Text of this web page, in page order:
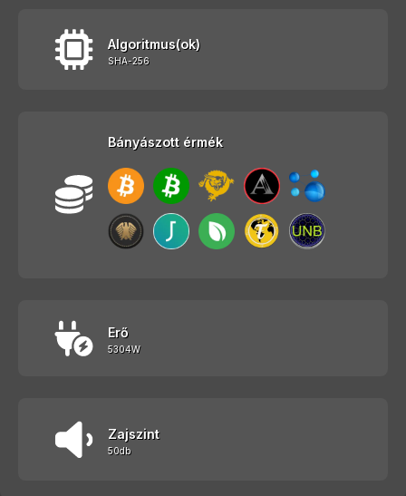
Algoritmus(ok)
SHA-256
Bányászott érmék
Erő
5304W
Zajszint
50db